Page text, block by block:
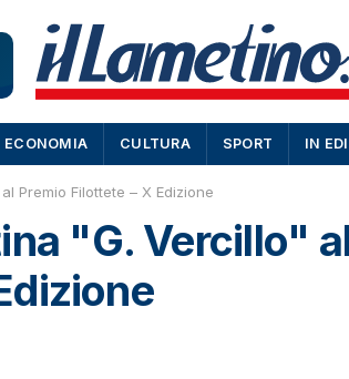
ECONOMIA CULTURA SPORT IN
Premio Filottete – X Edizione
"G. Vercillo"